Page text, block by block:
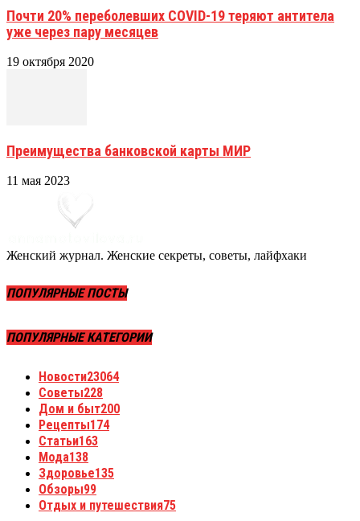
Почти 20% переболевших COVID-19 теряют антитела
уже через пару месяцев
19 октября 2020
Преимущества банковской карты МИР
11 мая 2023
Женский журнал. Женские секреты, советы, лайфхаки
ПОПУЛЯРНЫЕ ПОСТЫ
ПОПУЛЯРНЫЕ КАТЕГОРИИ
Новости23064
Советы228
Дом и быт200
Рецепты174
Статьи163
Мода138
Здоровье135
Обзоры99
Отдых и путешествия75